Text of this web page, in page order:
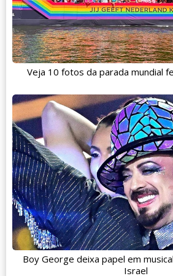
Veja 10 fotos da parada mundial
Boy George deixa papel em
Israel